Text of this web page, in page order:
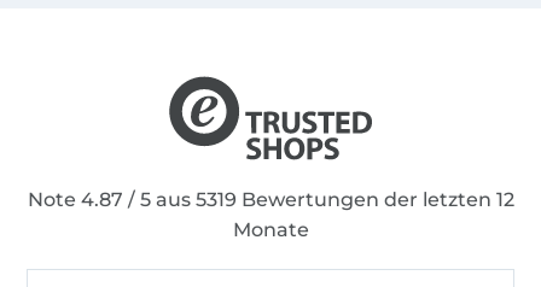
Note 4.87 / 5 aus 5319 Bewertungen der letzten 12
Monate